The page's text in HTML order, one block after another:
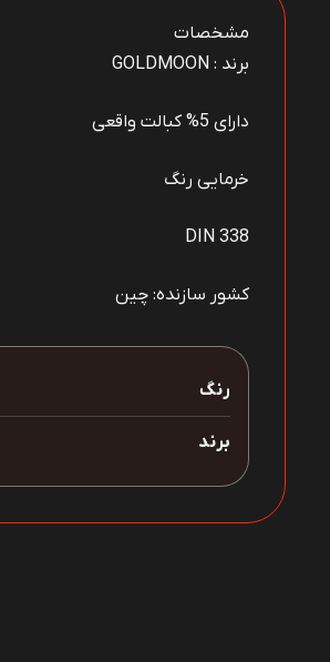
مشخصات
برند : GOLDMOON
دارای 5% کبالت واقعی
خرمایی رنگ
DIN 338
کشور سازنده: چین
رنگ
برند